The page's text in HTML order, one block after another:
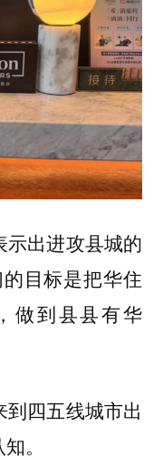
出进攻县城的
目标是把华住
做到县县有华
四五线城市出
。